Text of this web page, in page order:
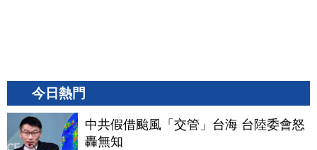
今日熱門
中共假借颱風「交管」台海 台陸委會怒
轟無知